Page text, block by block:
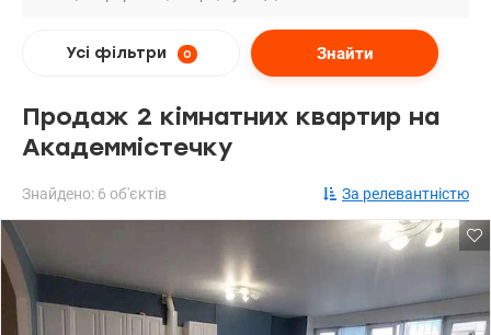
Усі фільтри 0 Знайти
Продаж 2 кімнатних квартир на
Академмістечку
Знайдено: 6 об'єктів За релевантністю